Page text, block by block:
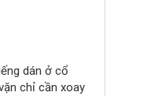
dán ở cổ
chỉ cần xoay